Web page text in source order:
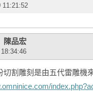
11:21:52
陳品宏
切割雕刻是由五代雷雕機